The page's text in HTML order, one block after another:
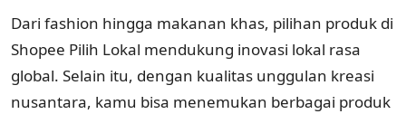
Dari fashion hingga makanan khas, pilihan produk di
Shopee Pilih Lokal mendukung inovasi lokal rasa
global. Selain itu, dengan kualitas unggulan kreasi
nusantara, kamu bisa menemukan berbagai produk